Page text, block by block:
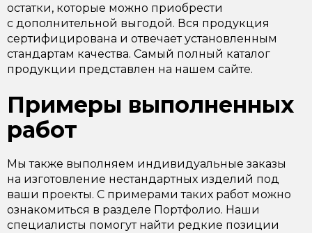
остатки, которые можно приобрести
с дополнительной выгодой. Вся продукция
сертифицирована и отвечает установленным
стандартам качества. Самый полный каталог
продукции представлен на нашем сайте.
Примеры выполненных
работ
Мы также выполняем индивидуальные заказы
на изготовление нестандартных изделий под
ваши проекты. С примерами таких работ можно
ознакомиться в разделе Портфолио. Наши
специалисты помогут найти редкие позиции